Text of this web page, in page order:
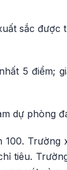
sắc
5 điểm;
dự phòng
Trường
tiêu.